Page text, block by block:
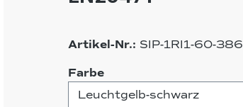
Artikel-Nr.: SIP-1RI1-60-386
Farbeauswählen